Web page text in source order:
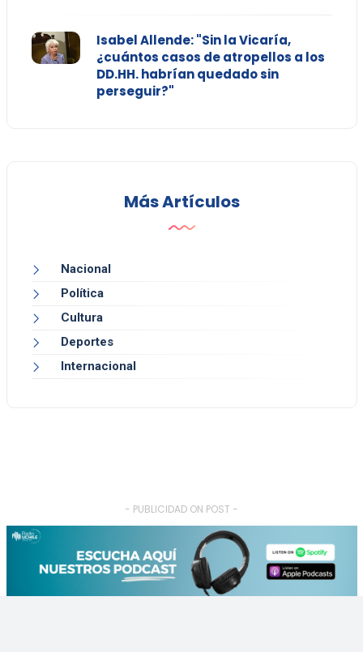
Isabel Allende: "Sin la Vicaría,
¿cuántos casos de atropellos a los
DD.HH. habrían quedado sin
perseguir?"
Más Artículos
Nacional
Política
Cultura
Deportes
Internacional
- PUBLICIDAD ON POST -